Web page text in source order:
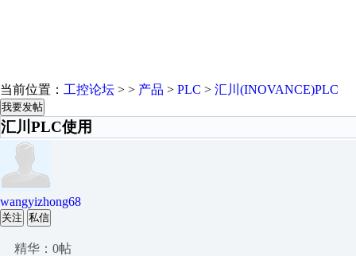
当前位置： 工控论坛 > > 产品 > PLC > 汇川(INOVANCE)PLC
我要发帖
汇川PLC使用
wangyizhong68
关注 私信
精华：0帖